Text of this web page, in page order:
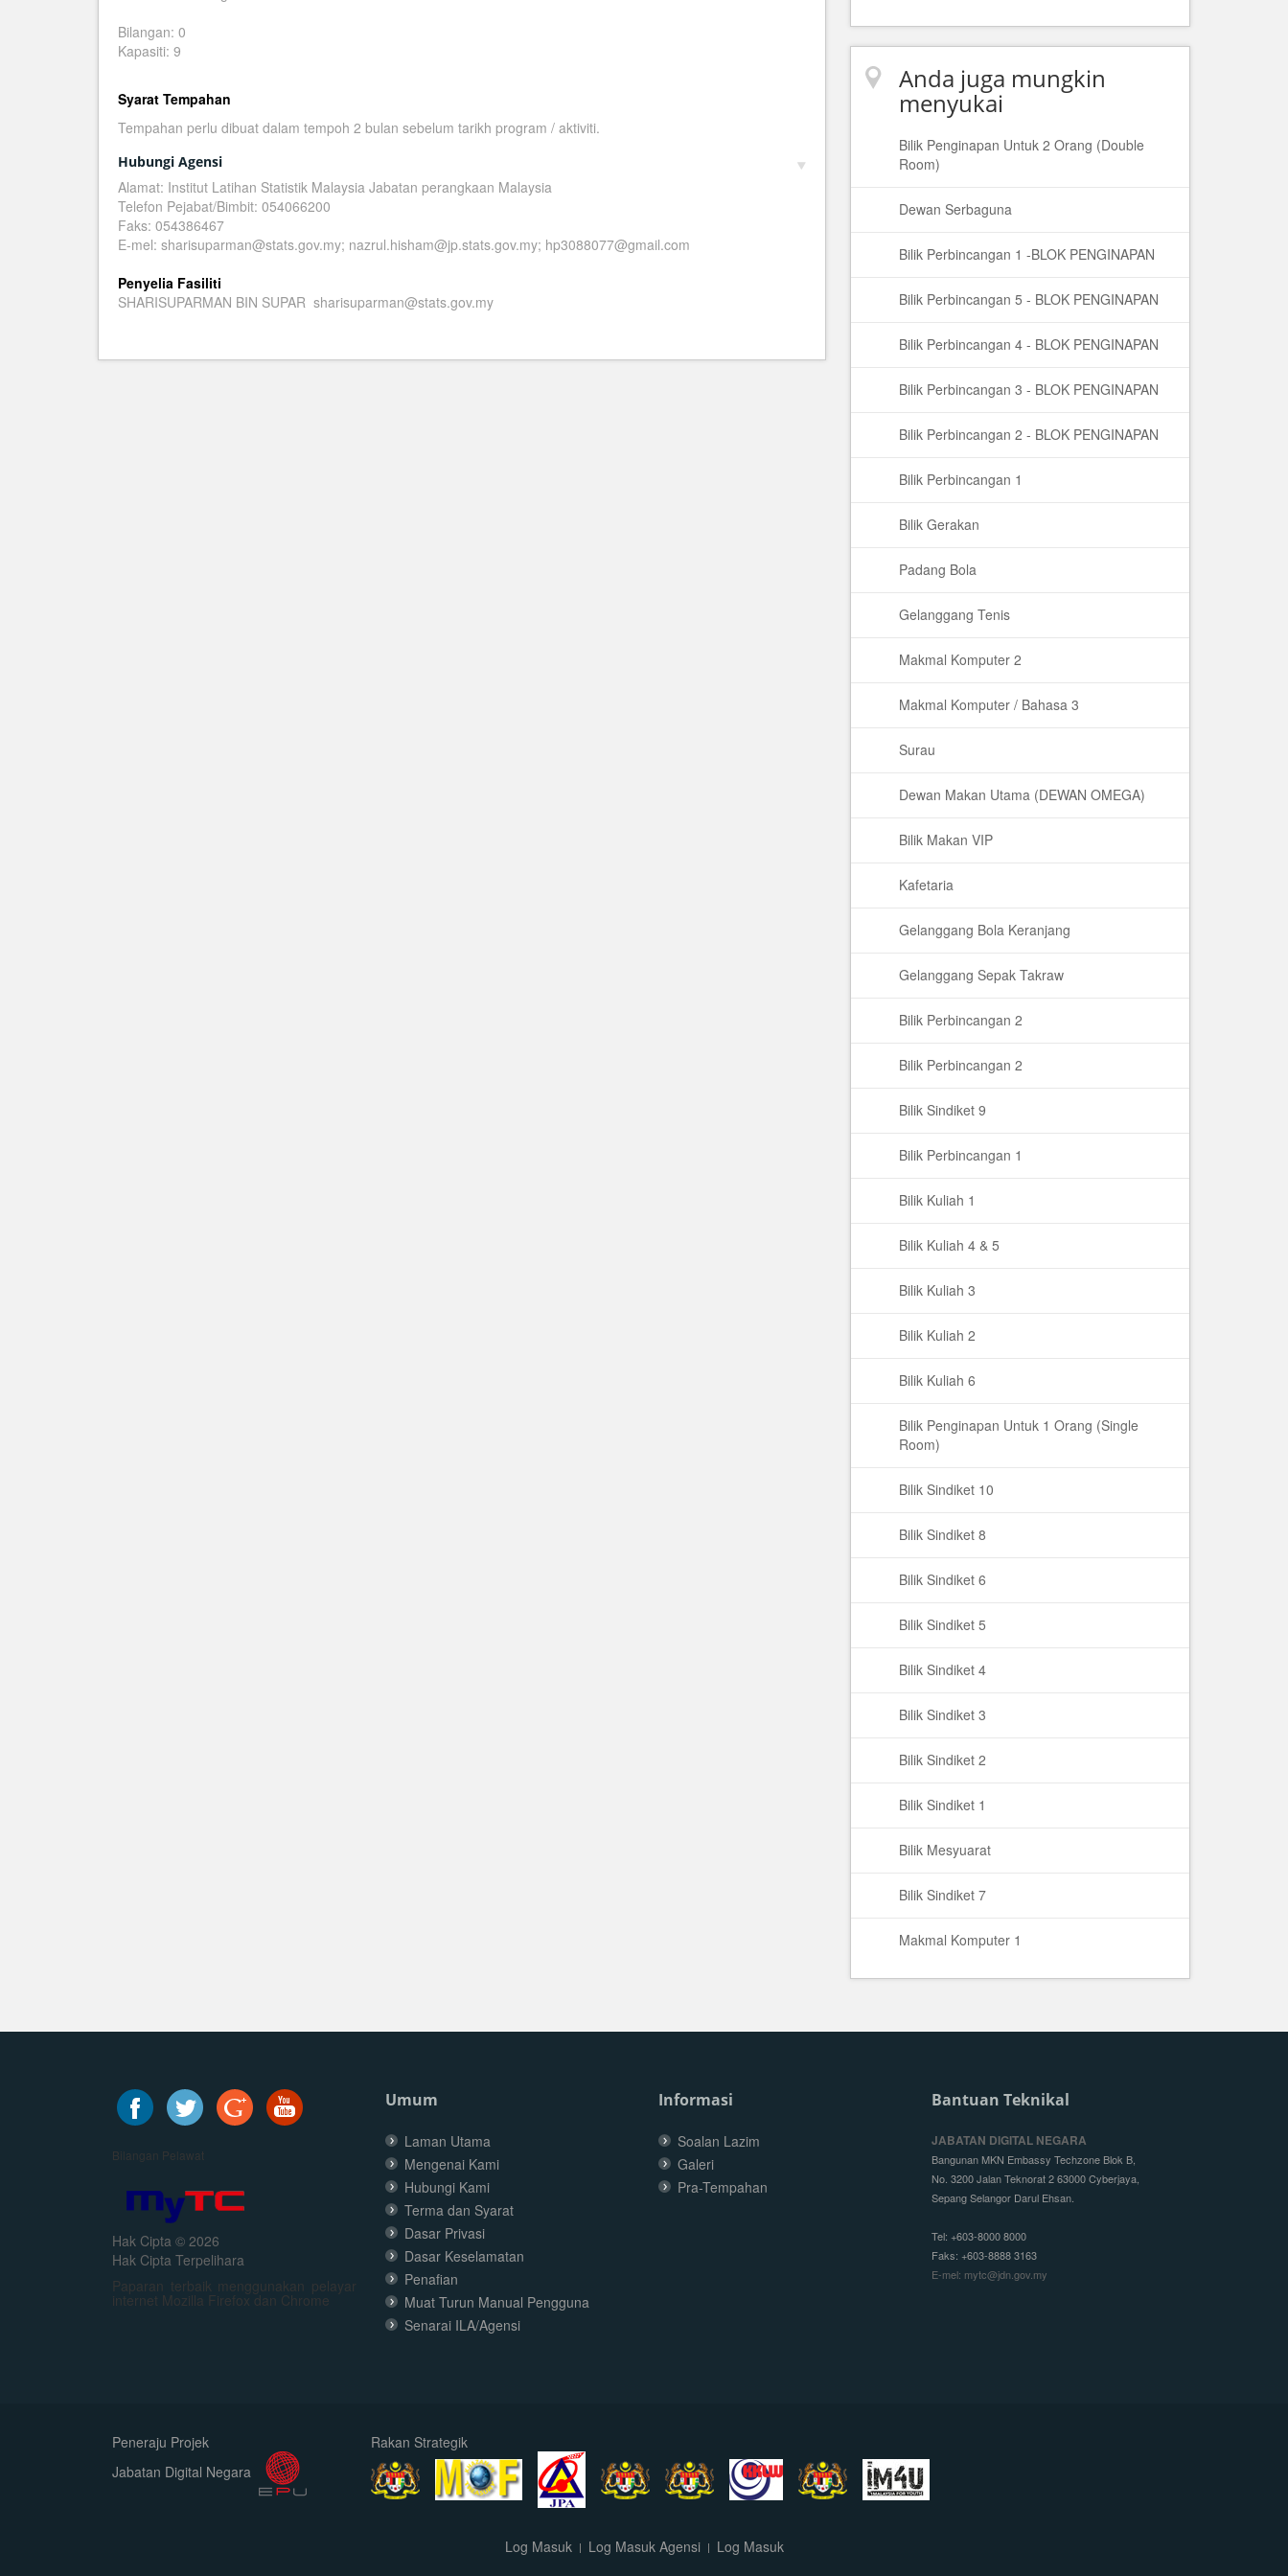
Bilangan: 0
Kapasiti: 9
Syarat Tempahan
Tempahan perlu dibuat dalam tempoh 2 bulan sebelum tarikh program / aktiviti.
Hubungi Agensi
Alamat: Institut Latihan Statistik Malaysia Jabatan perangkaan Malaysia
Telefon Pejabat/Bimbit: 054066200
Faks: 054386467
E-mel: sharisuparman@stats.gov.my; nazrul.hisham@jp.stats.gov.my; hp3088077@gmail.com
Penyelia Fasiliti
SHARISUPARMAN BIN SUPAR sharisuparman@stats.gov.my
Anda juga mungkin
menyukai
Bilik Penginapan Untuk 2 Orang (Double
Room)
Dewan Serbaguna
Bilik Perbincangan 1 -BLOK PENGINAPAN
Bilik Perbincangan 5 - BLOK PENGINAPAN
Bilik Perbincangan 4 - BLOK PENGINAPAN
Bilik Perbincangan 3 - BLOK PENGINAPAN
Bilik Perbincangan 2 - BLOK PENGINAPAN
Bilik Perbincangan 1
Bilik Gerakan
Padang Bola
Gelanggang Tenis
Makmal Komputer 2
Makmal Komputer / Bahasa 3
Surau
Dewan Makan Utama (DEWAN OMEGA)
Bilik Makan VIP
Kafetaria
Gelanggang Bola Keranjang
Gelanggang Sepak Takraw
Bilik Perbincangan 2
Bilik Perbincangan 2
Bilik Sindiket 9
Bilik Perbincangan 1
Bilik Kuliah 1
Bilik Kuliah 4 & 5
Bilik Kuliah 3
Bilik Kuliah 2
Bilik Kuliah 6
Bilik Penginapan Untuk 1 Orang (Single
Room)
Bilik Sindiket 10
Bilik Sindiket 8
Bilik Sindiket 6
Bilik Sindiket 5
Bilik Sindiket 4
Bilik Sindiket 3
Bilik Sindiket 2
Bilik Sindiket 1
Bilik Mesyuarat
Bilik Sindiket 7
Makmal Komputer 1
Bilangan Pelawat
Hak Cipta © 2026
Hak Cipta Terpelihara
Paparan terbaik menggunakan pelayar
internet Mozilla Firefox dan Chrome
Umum
Laman Utama
Mengenai Kami
Hubungi Kami
Terma dan Syarat
Dasar Privasi
Dasar Keselamatan
Penafian
Muat Turun Manual Pengguna
Senarai ILA/Agensi
Informasi
Soalan Lazim
Galeri
Pra-Tempahan
Bantuan Teknikal
JABATAN DIGITAL NEGARA
Bangunan MKN Embassy Techzone Blok B,
No. 3200 Jalan Teknorat 2 63000 Cyberjaya,
Sepang Selangor Darul Ehsan.
Tel: +603-8000 8000
Faks: +603-8888 3163
E-mel: mytc@jdn.gov.my
Peneraju Projek
Jabatan Digital Negara
Rakan Strategik
Log Masuk Log Masuk Agensi Log Masuk